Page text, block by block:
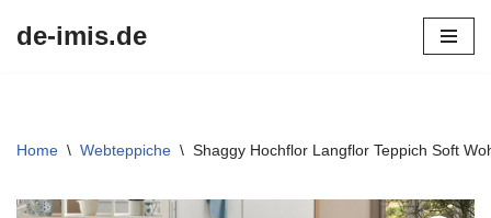
de-imis.de
Home \ Webteppiche \ Shaggy Hochflor Langflor Teppich Soft